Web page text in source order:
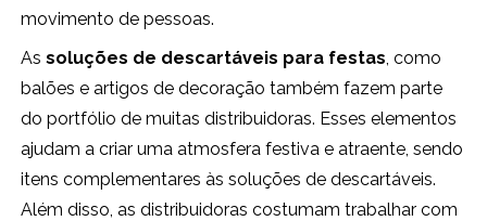
movimento de pessoas.
Assoluções de descartáveis para festas, como
balões e artigos de decoração também fazem parte
do portfólio de muitas distribuidoras. Esses elementos
ajudam a criar uma atmosfera festiva e atraente, sendo
itens complementares às soluções de descartáveis.
Além disso, as distribuidoras costumam trabalhar com